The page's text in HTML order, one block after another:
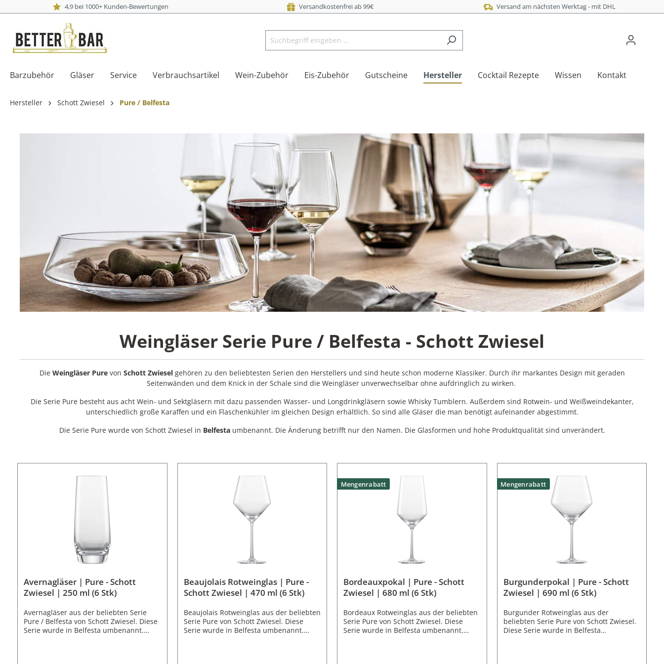
4,9 bei 1000+ Kunden-Bewertungen Versandkostenfrei ab 99€ Versand am nächsten Werktag - mit DHL
Barzubehör Gläser Service Verbrauchsartikel Wein-Zubehör Eis-Zubehör Gutscheine Hersteller Cocktail Rezepte Wissen Kontakt
Hersteller Schott Zwiesel Pure / Belfesta
Weingläser Serie Pure / Belfesta - Schott Zwiesel
Die Weingläser Pure von Schott Zwieselgehören zu den beliebtesten Serien den Herstellers und sind heute schon moderne Klassiker. Durch ihr markantes Design mit geraden
Seitenwänden und dem Knick in der Schale sind die Weingläser unverwechselbar ohne aufdringlich zu wirken.
Die Serie Pure besteht aus acht Wein- und Sektgläsern mit dazu passenden Wasser- und Longdrinkgläsern sowie Whisky Tumblern. Außerdem sind Rotwein- und Weißweindekanter,
unterschiedlich große Karaffen und ein Flaschenkühler im gleichen Design erhältlich. So sind alle Gläser die man benötigt aufeinander abgestimmt.
Die Serie Pure wurde von Schott Zwiesel in Belfestaumbenannt. Die Änderung betrifft nur den Namen. Die Glasformen und hohe Produktqualität sind unverändert.
Avernagläser | Pure - Schott
Zwiesel | 250 ml (6 Stk)
Avernagläser aus der beliebten Serie
Pure / Belfesta von Schott Zwiesel. Diese
Serie wurde in Belfesta umbenannt.
Beaujolais Rotweinglas | Pure -
Schott Zwiesel | 470 ml (6 Stk)
Beaujolais Rotweinglas aus der beliebten
Serie Pure von Schott Zwiesel. Diese
Serie wurde in Belfesta umbenannt.
Mengenrabatt
Bordeauxpokal | Pure - Schott
Zwiesel | 680 ml (6 Stk)
Bordeaux Rotweinglas aus der beliebten
Serie Pure von Schott Zwiesel. Diese
Serie wurde in Belfesta umbenannt.
Mengenrabatt
Burgunderpokal | Pure - Schott
Zwiesel | 690 ml (6 Stk)
Burgunder Rotweinglas aus der
beliebten Serie Pure von Schott Zwiesel.
Diese Serie wurde in Belfesta